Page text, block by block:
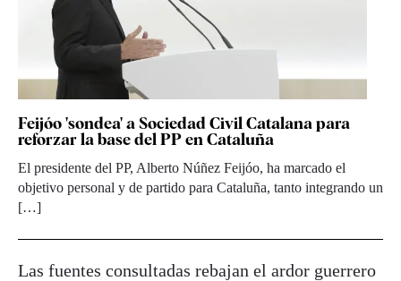
Feijóo 'sondea' a Sociedad Civil Catalana para
reforzar la base del PP en Cataluña
El presidente del PP, Alberto Núñez Feijóo, ha marcado el
objetivo personal y de partido para Cataluña, tanto integrando un
[…]
Las fuentes consultadas rebajan el ardor guerrero